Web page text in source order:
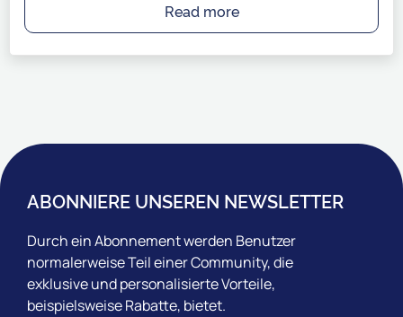
Read more
ABONNIERE UNSEREN NEWSLETTER
Durch ein Abonnement werden Benutzer
normalerweise Teil einer Community, die
exklusive und personalisierte Vorteile,
beispielsweise Rabatte, bietet.